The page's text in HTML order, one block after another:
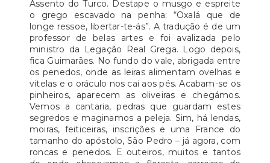
Assento do Turco. Destape o musgo e espreite
o grego escavado na penha: “Oxalá que de
longe ressoe, libertar-te-ás”. A tradução é de um
professor de belas artes e foi avalizada pelo
ministro da Legação Real Grega. Logo depois,
fica Guimarães. No fundo do vale, abrigada entre
os penedos, onde as leiras alimentam ovelhas e
vitelas e o oráculo nos cai aos pés. Acabam-se os
pinheiros, aparecem as oliveiras e chegámos.
Vemos a cantaria, pedras que guardam estes
segredos e maginamos a peleja. Sim, há lendas,
moiras, feiticeiras, inscrições e uma France do
tamanho do apóstolo, São Pedro – já agora, com
roncas e penedos. E outeiros, muitos e tantos